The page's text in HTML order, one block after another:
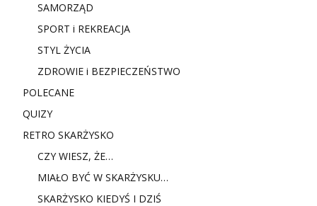
SAMORZĄD
SPORT i REKREACJA
STYL ŻYCIA
ZDROWIE i BEZPIECZEŃSTWO
POLECANE
QUIZY
RETRO SKARŻYSKO
CZY WIESZ, ŻE…
MIAŁO BYĆ W SKARŻYSKU…
SKARŻYSKO KIEDYŚ I DZIŚ